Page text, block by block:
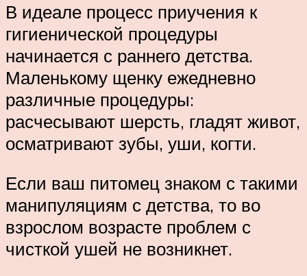
В идеале процесс приучения к
гигиенической процедуры
начинается с раннего детства.
Маленькому щенку ежедневно
различные процедуры:
расчесывают шерсть, гладят живот,
осматривают зубы, уши, когти.
Если ваш питомец знаком с такими
манипуляциям с детства, то во
взрослом возрасте проблем с
чисткой ушей не возникнет.